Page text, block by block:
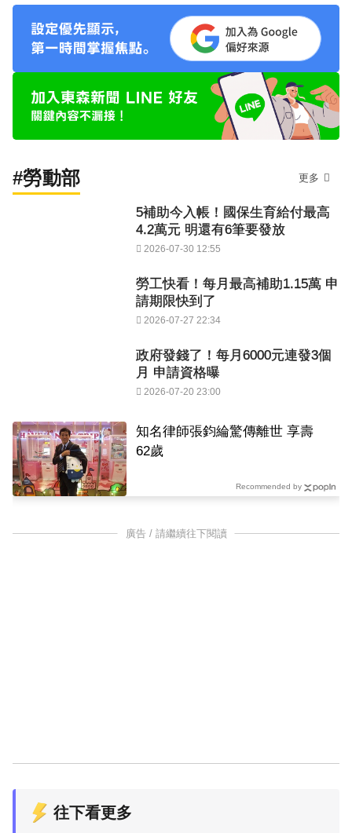
#勞動部 更多
5補助今入帳！國保生育給付最高
4.2萬元 明還有6筆要發放
2026-07-30 12:55
勞工快看！每月最高補助1.15萬 申
請期限快到了
2026-07-27 22:34
政府發錢了！每月6000元連發3個
月 申請資格曝
2026-07-20 23:00
知名律師張鈞綸驚傳離世 享壽
62歲
Recommended by
廣告 / 請繼續往下閱讀
往下看更多